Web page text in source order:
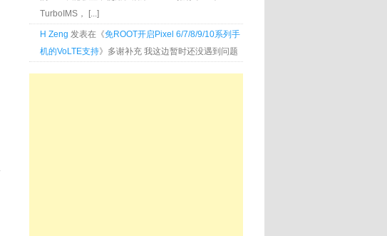
TurboIMS， [...]
H Zeng 发表在《免ROOT开启Pixel 6/7/8/9/10系列手
机的VoLTE支持》多谢补充 我这边暂时还没遇到问题